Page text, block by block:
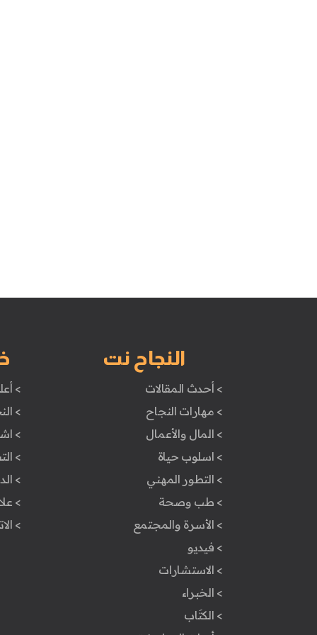
النجاح نت
> أحدث المقالات
> مهارات النجاح
> المال والأعمال
> اسلوب حياة
> التطور المهني
> طب وصحة
> الأسرة والمجتمع
> فيديو
> الاستشارات
> الخبراء
> الكتَاب
>
>
>
>
>
>
>